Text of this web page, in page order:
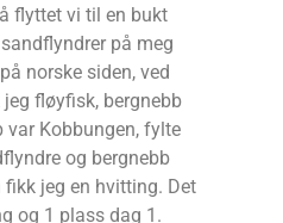
flyttet vi til en bukt
på meg
norske siden, ved
fløyfisk, bergnebb
var Kobbungen, fylte
og bergnebb
jeg en hvitting. Det
og 1 plass dag 1.